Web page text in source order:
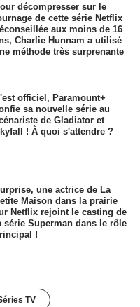
décompresser sur le
de cette série Netflix
aux moins de 16
Charlie Hunnam a utilisé
méthode très surprenante
officiel, Paramount+
sa nouvelle série au
de Gladiator et
! À quoi s'attendre ?
une actrice de La
Maison dans la prairie
Netflix rejoint le casting de
série Superman dans le rôle
!
TV